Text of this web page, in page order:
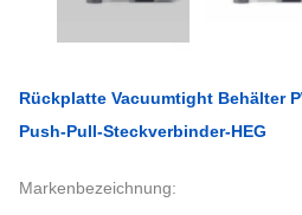
Rückplatte Vacuumtight Behälter
Push-Pull-Steckverbinder-HEG
Markenbezeichnung: